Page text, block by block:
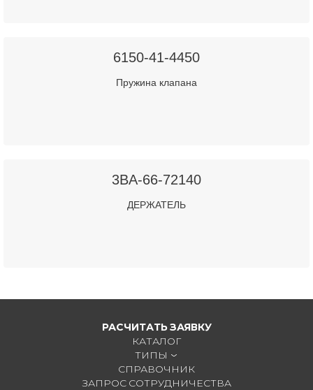
6150-41-4450
Пружина клапана
3BA-66-72140
ДЕРЖАТЕЛЬ
РАСЧИТАТЬ ЗАЯВКУ
КАТАЛОГ
ТИПЫ
СПРАВОЧНИК
ЗАПРОС СОТРУДНИЧЕСТВА